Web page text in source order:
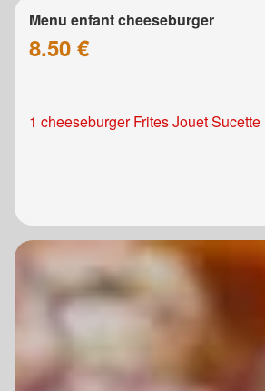
Menu enfant cheeseburger
8.50 €
1 cheeseburger Frites Jouet Sucette